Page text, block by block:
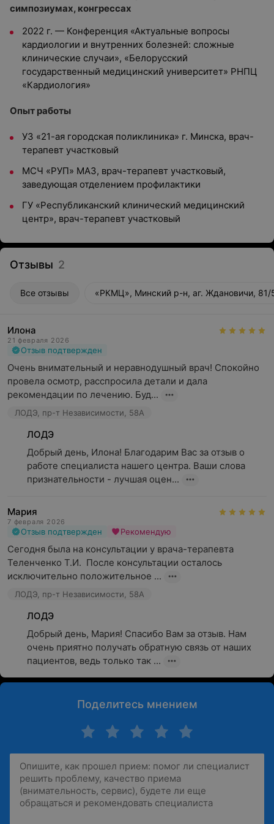
симпозиумах, конгрессах
2022 г. — Конференция «Актуальные вопросы
кардиологии и внутренних болезней: сложные
клинические случаи», «Белорусский
государственный медицинский университет» РНПЦ
«Кардиология»
Опыт работы
УЗ «21-ая городская поликлиника» г. Минска, врач-
терапевт участковый
МСЧ «РУП» МАЗ, врач-терапевт участковый,
заведующая отделением профилактики
ГУ «Республиканский клинический медицинский
центр», врач-терапевт участковый
Отзывы 2
Все отзывы «РКМЦ», Минский р-н, аг. Ждановичи, 81/
Илона
21 февраля 2026
Отзыв подтвержден
Очень внимательный и неравнодушный врач! Спокойно
провела осмотр, расспросила детали и дала
рекомендации по лечению. Буд...
ЛОДЭ, пр-т Независимости, 58А
ЛОДЭ
Добрый день, Илона! Благодарим Вас за отзыв о
работе специалиста нашего центра. Ваши слова
признательности - лучшая оцен...
Мария
7 февраля 2026
Отзыв подтвержден Рекомендую
Сегодня была на консультации у врача-терапевта
Теленченко Т.И.  После консультации осталось
исключительно положительное ...
ЛОДЭ, пр-т Независимости, 58А
ЛОДЭ
Добрый день, Мария! Спасибо Вам за отзыв. Нам
очень приятно получать обратную связь от наших
пациентов, ведь только так ...
Поделитесь мнением